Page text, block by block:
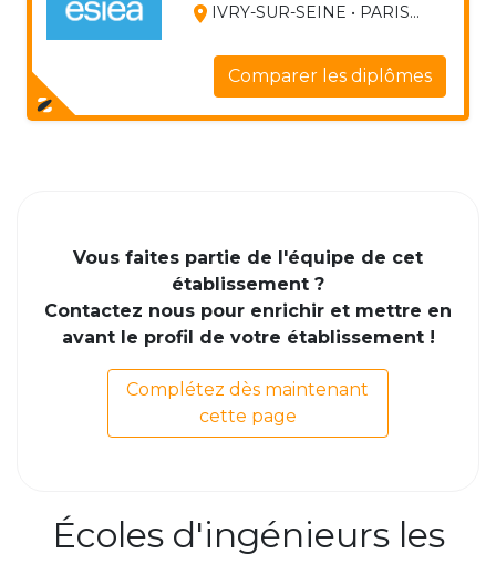
IVRY-SUR-SEINE • PARIS...
Comparer les diplômes
Vous faites partie de l'équipe de cet
établissement ?
Contactez nous pour enrichir et mettre en
avant le profil de votre établissement !
Complétez dès maintenant
cette page
Écoles d'ingénieurs les